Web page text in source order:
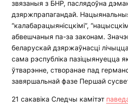
звязаныя з БНР, паслядоўна
дзяржпрапагандай.
“калабарацыянісцкімі”,
абвешчаныя па-за законам.
беларускай дзяржаўнасці
сама рэспубліка пазіцыянуецца
ўтварэнне, створанае пад
завяршальнай фазе Першай
21 сакавіка Следчы камітэт